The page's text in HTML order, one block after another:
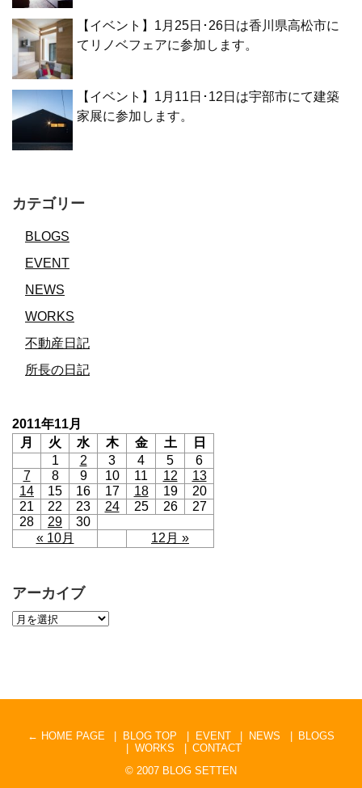
【イベント】1月25日･26日は香川県高松市に
てリノベフェアに参加します。
【イベント】1月11日･12日は宇部市にて建築
家展に参加します。
カテゴリー
BLOGS
EVENT
NEWS
WORKS
不動産日記
所長の日記
2011年11月
月
火 水 木 金 土 日
« 10月 12月 »
1 2 3 4 5
6
7
8 9 10 11 12
13
14
15 16 17 18 19
20
21
22 23 24 25 26
27
28
29 30
アーカイブ
← HOME PAGE BLOG TOP EVENT NEWS
BLOGS
WORKS
CONTACT
© 2007 BLOG SETTEN